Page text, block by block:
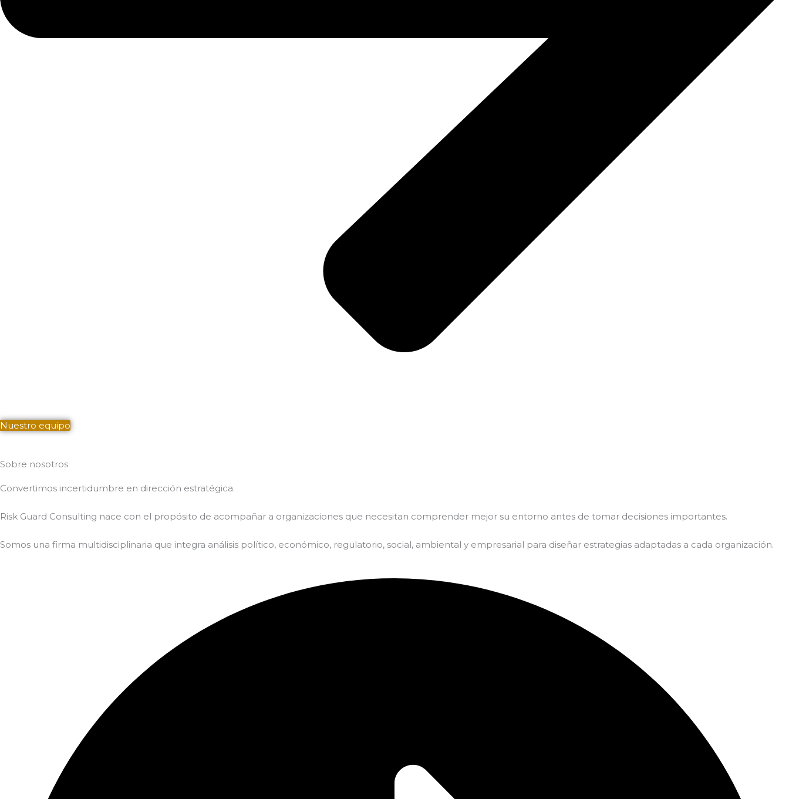
Nuestro equipo
Sobre nosotros
Convertimos incertidumbre en dirección estratégica.
Risk Guard Consulting nace con el propósito de acompañar a organizaciones que necesitan comprender mejor su entorno antes de tomar decisiones importantes.
Somos una firma multidisciplinaria que integra análisis político, económico, regulatorio, social, ambiental y empresarial para diseñar estrategias adaptadas a cada organización.